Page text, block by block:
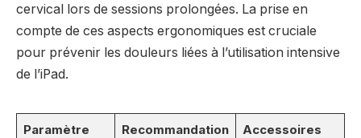
cervical lors de sessions prolongées. La prise en
compte de ces aspects ergonomiques est cruciale
pour prévenir les douleurs liées à l’utilisation intensive
de l’iPad.
Paramètre
Recommandation
Accessoires